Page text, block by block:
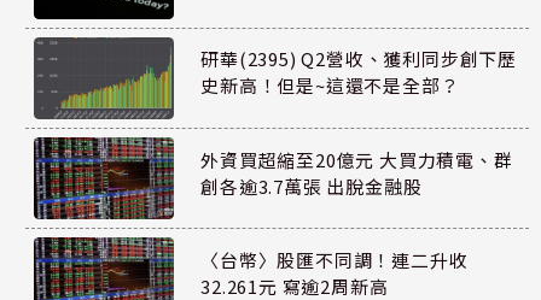
研華(2395) Q2營收、獲利同步創下歷
史新高！但是~這還不是全部？
外資買超縮至20億元 大買力積電、群
創各逾3.7萬張 出脫金融股
〈台幣〉股匯不同調！連二升收
32.261元 寫逾2周新高